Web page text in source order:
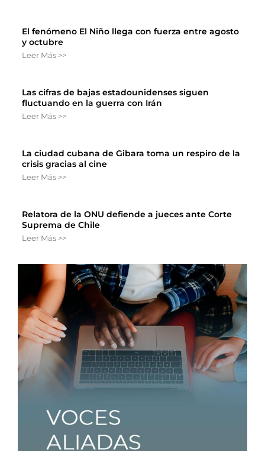
El fenómeno El Niño llega con fuerza entre agosto
y octubre
Leer Más >>
Las cifras de bajas estadounidenses siguen
fluctuando en la guerra con Irán
Leer Más >>
La ciudad cubana de Gibara toma un respiro de la
crisis gracias al cine
Leer Más >>
Relatora de la ONU defiende a jueces ante Corte
Suprema de Chile
Leer Más >>